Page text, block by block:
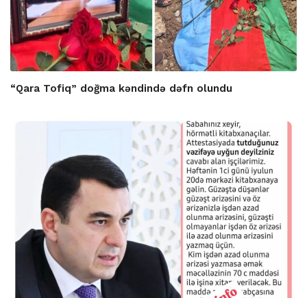
“Qara Tofiq” doğma kəndində dəfn olundu